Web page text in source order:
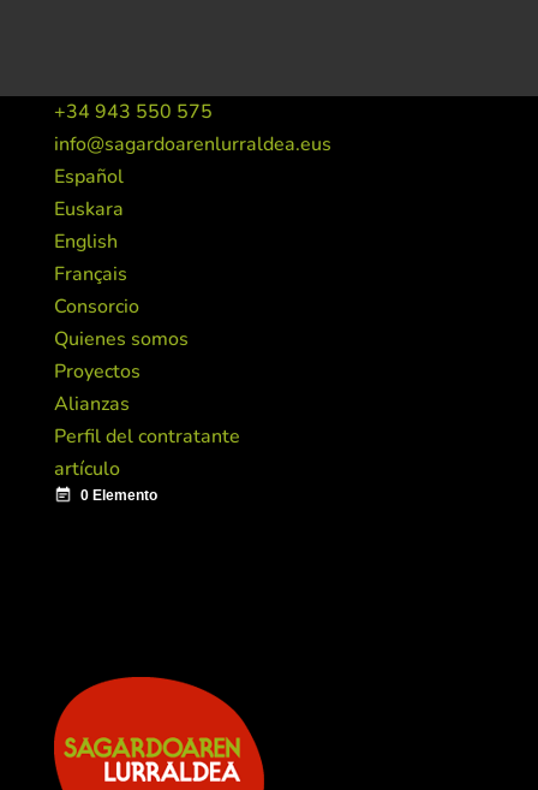
+34 943 550 575
info@sagardoarenlurraldea.eus
Español
Euskara
English
Français
Consorcio
Quienes somos
Proyectos
Alianzas
Perfil del contratante
artículo